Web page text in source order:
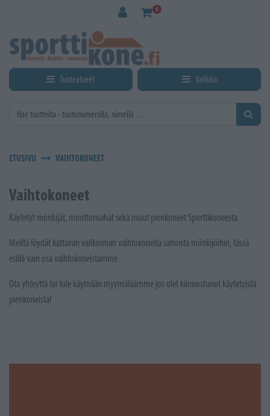
0
Tuotealueet Valikko
ETUSIVU VAIHTOKONEET
Vaihtokoneet
Käytetyt mönkijät, moottorisahat sekä muut pienkoneet Sporttikoneesta
Meiltä löydät kattavan valikoiman vaihtokoneita sahoista mönkijöihin, tässä
esillä vain osa vaihtokoneistamme.
Ota yhteyttä tai tule käymään myymäläämme jos olet kiinnostunut käytetyistä
pienkoneista!